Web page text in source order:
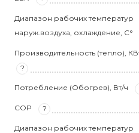
Диапазон рабочих температур
наруж.воздуха, охлаждение, С°
Производительность (тепло),
?
Потребление (Обогрев), Вт/ч
COP ?
Диапазон рабочих температур